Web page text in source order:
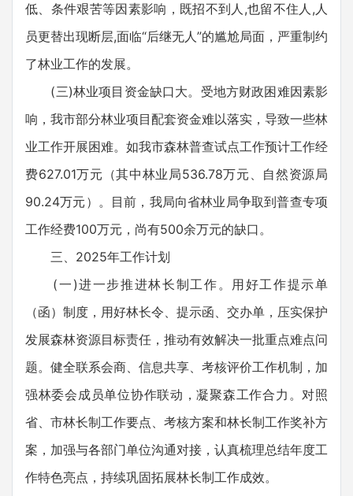
低、条件艰苦等因素影响，既招不到人,也留不住人,人
员更替出现断层,面临“后继无人”的尴尬局面，严重制约
了林业工作的发展。
(三)林业项目资金缺口大。受地方财政困难因素影
响，我市部分林业项目配套资金难以落实，导致一些林
业工作开展困难。如我市森林普查试点工作预计工作经
费627.01万元（其中林业局536.78万元、自然资源局
90.24万元）。目前，我局向省林业局争取到普查专项
工作经费100万元，尚有500余万元的缺口。
三、2025年工作计划
(一)进一步推进林长制工作。用好工作提示单
（函）制度，用好林长令、提示函、交办单，压实保护
发展森林资源目标责任，推动有效解决一批重点难点问
题。健全联系会商、信息共享、考核评价工作机制，加
强林委会成员单位协作联动，凝聚森工作合力。对照
省、市林长制工作要点、考核方案和林长制工作奖补方
案，加强与各部门单位沟通对接，认真梳理总结年度工
作特色亮点，持续巩固拓展林长制工作成效。